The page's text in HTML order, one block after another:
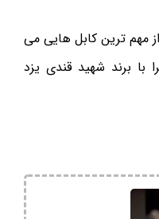
مهم ترین کابل هایی می
با برند شهید قندی یزد